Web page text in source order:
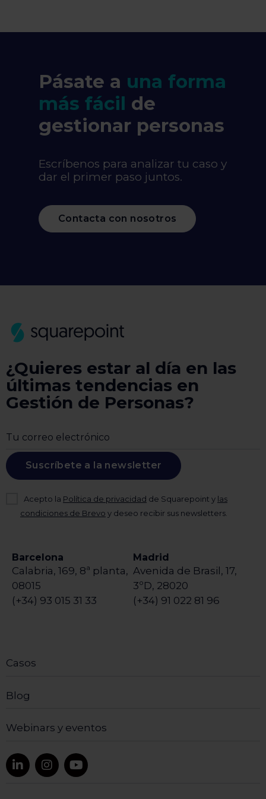
Pásate a una forma
más fácil de
gestionar personas
Escríbenos para analizar tu caso y
dar el primer paso juntos.
Contacta con nosotros
¿Quieres estar al día en las
últimas tendencias en
Gestión de Personas?
Suscríbete a la newsletter
Acepto la Política de privacidad de Squarepoint y las
condiciones de Brevo y deseo recibir sus newsletters.
Barcelona
Calabria, 169, 8ª planta,
08015
(+34) 93 015 31 33
Madrid
Avenida de Brasil, 17,
3ºD, 28020
(+34) 91 022 81 96
Casos
Blog
Webinars y eventos